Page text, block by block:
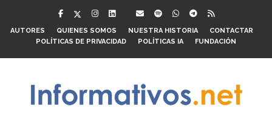
AUTORES QUIENES SOMOS NUESTRA HISTORIA
CONTACTAR
POLÍTICAS DE PRIVACIDAD
POLÍTICAS IA FUNDACIÓN